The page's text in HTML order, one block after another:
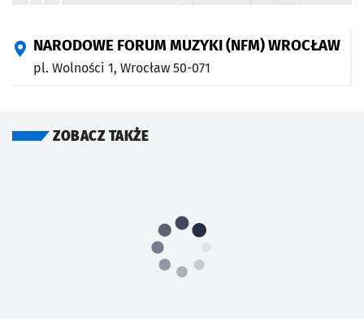
NARODOWE FORUM MUZYKI (NFM) WROCŁAW
pl. Wolności 1, Wrocław 50-071
ZOBACZ TAKŻE